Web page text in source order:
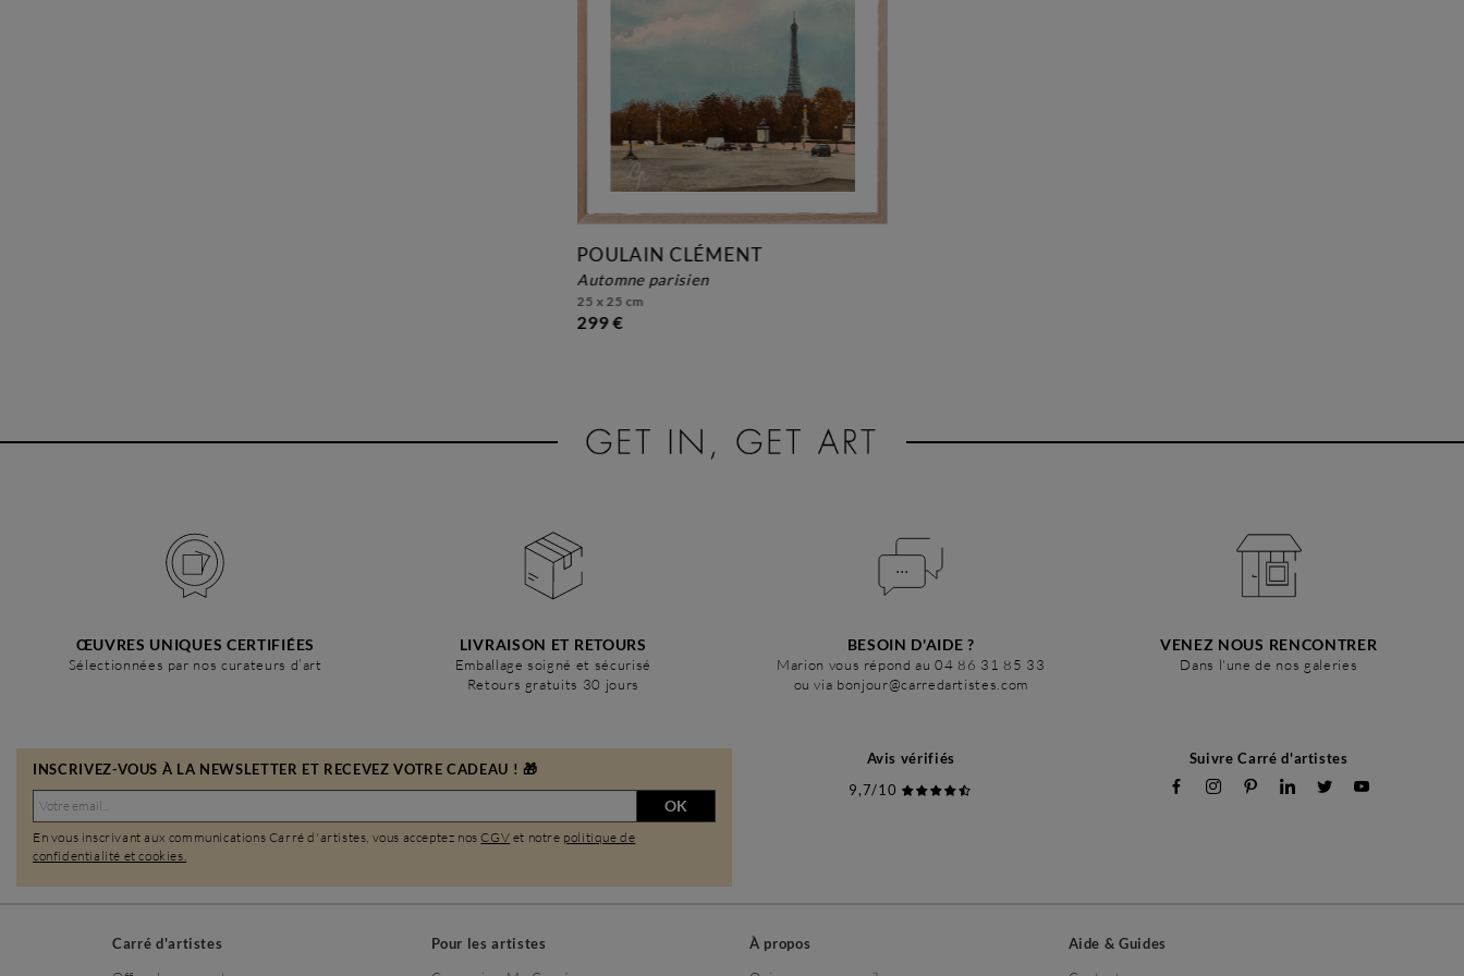
POULAIN CLÉMENT
automne parisien
25 x 25 cm
299 €
ŒUVRES UNIQUES CERTIFIÉES
Sélectionnées par nos curateurs d’art
LIVRAISON ET RETOURS
Emballage soigné et sécurisé
Retours gratuits 30 jours
BESOIN D'AIDE ?
Marion vous répond au 04 86 31 85 33
ou via bonjour@carredartistes.com
VENEZ NOUS RENCONTRER
Dans l'une de nos galeries
INSCRIVEZ-VOUS À LA NEWSLETTER ET RECEVEZ VOTRE CADEAU ! 🎁
OK
En vous inscrivant aux communications Carré d'artistes, vous acceptez nosCGV et notre politique de
confidentialité et cookies.
Avis vérifiés
9,7/10
Suivre Carré d'artistes
Carré d'artistes
Pour les artistes
À propos
Aide & Guides